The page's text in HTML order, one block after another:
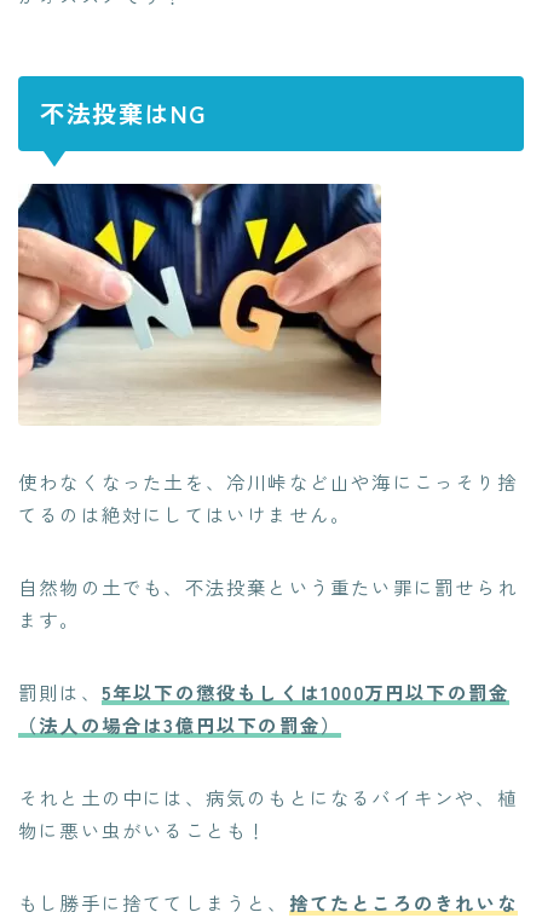
不法投棄はNG
使わなくなった土を、冷川峠など山や海にこっそり捨
てるのは絶対にしてはいけません。
自然物の土でも、不法投棄という重たい罪に罰せられ
ます。
罰則は、 5年以下の懲役もしくは1000万円以下の罰金
（法人の場合は3億円以下の罰金）
それと土の中には、病気のもとになるバイキンや、植
物に悪い虫がいることも！
もし勝手に捨ててしまうと、 捨てたところのきれいな